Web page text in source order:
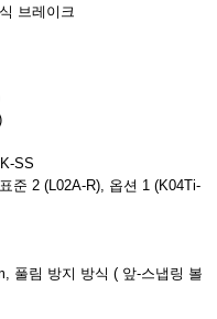
브레이크
SS
준 2 (L02A-R), 옵션 1 (K04Ti-
풀림 방지 방식 ( 앞-스냅링 볼